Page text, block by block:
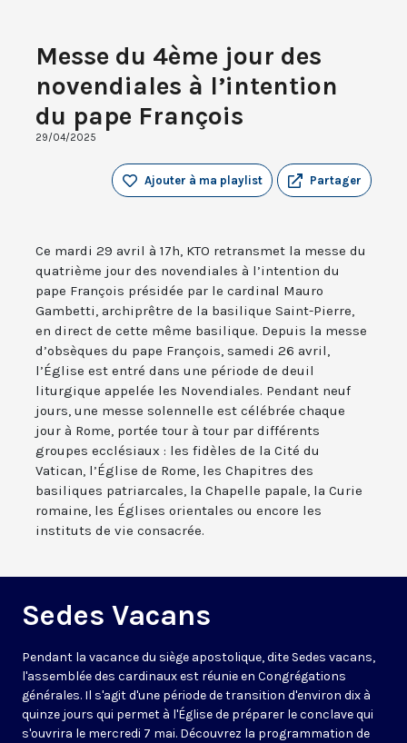
Messe du 4ème jour des
novendiales à l’intention
du pape François
29/04/2025
Partager
Ajouter à ma playlist
Ce mardi 29 avril à 17h, KTO retransmet la messe du
quatrième jour des novendiales à l’intention du
pape François présidée par le cardinal Mauro
Gambetti, archiprêtre de la basilique Saint-Pierre,
en direct de cette même basilique. Depuis la messe
d’obsèques du pape François, samedi 26 avril,
l’Église est entré dans une période de deuil
liturgique appelée les Novendiales. Pendant neuf
jours, une messe solennelle est célébrée chaque
jour à Rome, portée tour à tour par différents
groupes ecclésiaux : les fidèles de la Cité du
Vatican, l’Église de Rome, les Chapitres des
basiliques patriarcales, la Chapelle papale, la Curie
romaine, les Églises orientales ou encore les
instituts de vie consacrée.
Sedes Vacans
Pendant la vacance du siège apostolique, dite Sedes vacans,
l'assemblée des cardinaux est réunie en Congrégations
générales. Il s'agit d'une période de transition d'environ dix à
quinze jours qui permet à l'Église de préparer le conclave qui
s'ouvrira le mercredi 7 mai. Découvrez la programmation de